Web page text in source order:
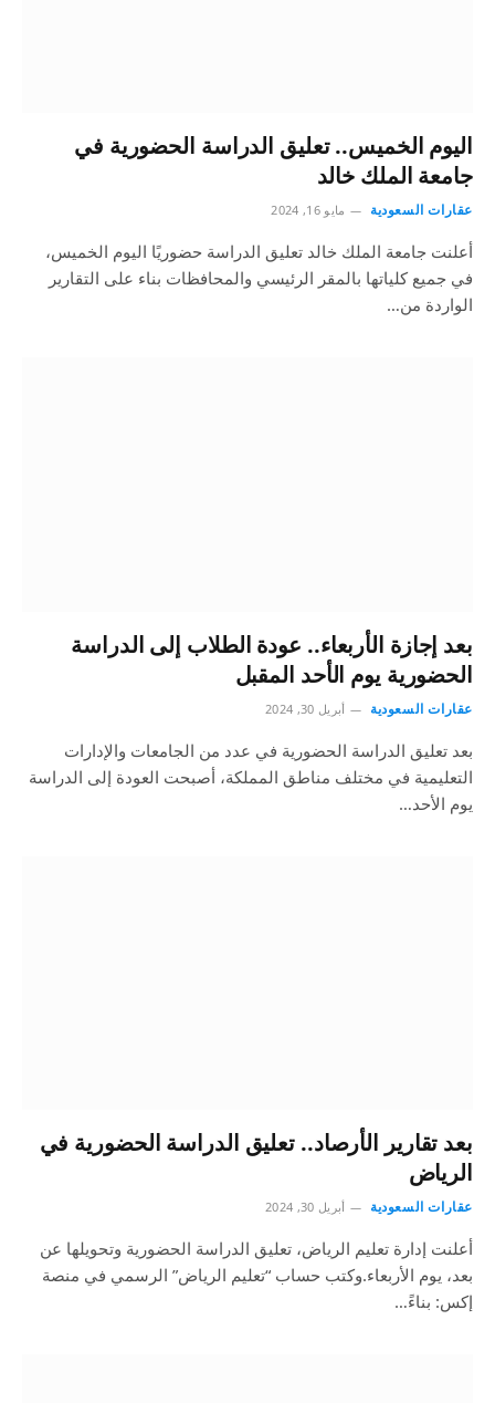
اليوم الخميس.. تعليق الدراسة الحضورية في
جامعة الملك خالد
عقارات السعودية مايو 16, 2024
أعلنت جامعة الملك خالد تعليق الدراسة حضوريًا اليوم الخميس،
في جميع كلياتها بالمقر الرئيسي والمحافظات بناء على التقارير
الواردة من…
بعد إجازة الأربعاء.. عودة الطلاب إلى الدراسة
الحضورية يوم الأحد المقبل
عقارات السعودية أبريل 30, 2024
بعد تعليق الدراسة الحضورية في عدد من الجامعات والإدارات
التعليمية في مختلف مناطق المملكة، أصبحت العودة إلى الدراسة
يوم الأحد…
بعد تقارير الأرصاد.. تعليق الدراسة الحضورية في
الرياض
عقارات السعودية أبريل 30, 2024
أعلنت إدارة تعليم الرياض، تعليق الدراسة الحضورية وتحويلها عن
بعد، يوم الأربعاء.وكتب حساب “تعليم الرياض” الرسمي في منصة
إكس: بناءً…